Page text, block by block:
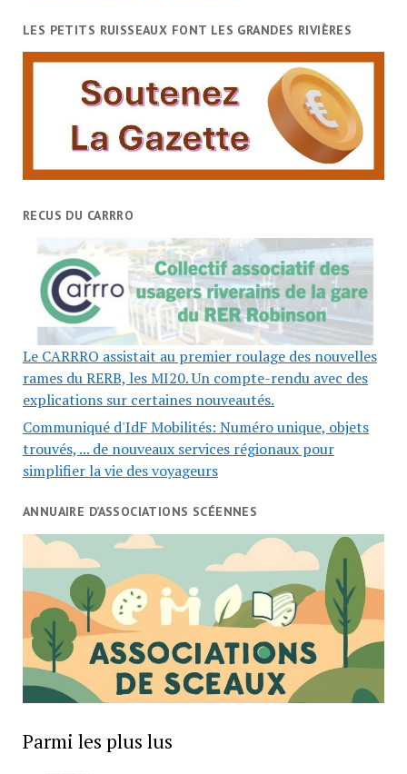
LES PETITS RUISSEAUX FONT LES GRANDES RIVIÈRES
RECUS DU CARRRO
Le CARRRO assistait au premier roulage des nouvelles
rames du RERB, les MI20. Un compte-rendu avec des
explications sur certaines nouveautés.
Communiqué d'IdF Mobilités: Numéro unique, objets
trouvés, ... de nouveaux services régionaux pour
simplifier la vie des voyageurs
ANNUAIRE D’ASSOCIATIONS SCÉENNES
Parmi les plus lus